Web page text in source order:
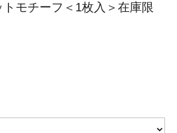
トモチーフ＜1枚入＞在庫限